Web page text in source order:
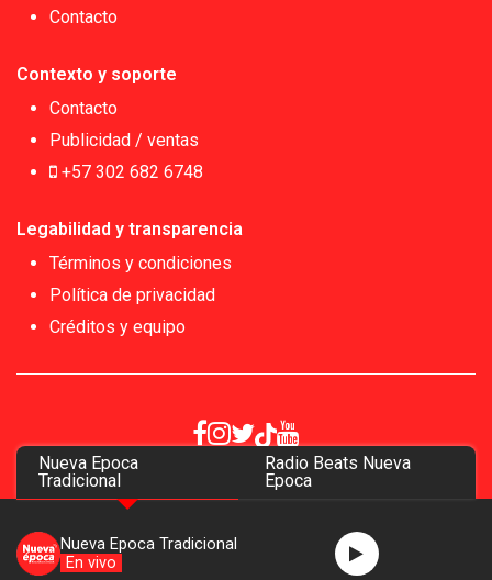
Contacto
Contexto y soporte
Contacto
Publicidad / ventas
+57 302 682 6748
Legabilidad y transparencia
Términos y condiciones
Política de privacidad
Créditos y equipo
Copyrigth 2026
Nueva Epoca
Tradicional
Radio Beats Nueva
Epoca
Nueva Epoca Tradicional
En vivo